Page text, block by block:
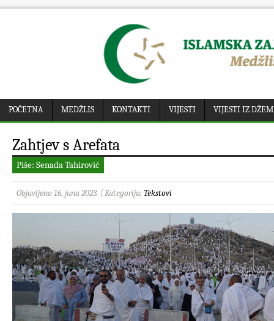
POČETNA MEDŽLIS KONTAKTI VIJESTI VIJESTI IZ
Zahtjev s Arefata
Piše: Senada Tahirović
Objavljeno 16. juna 2023. | Kategorija: Tekstovi